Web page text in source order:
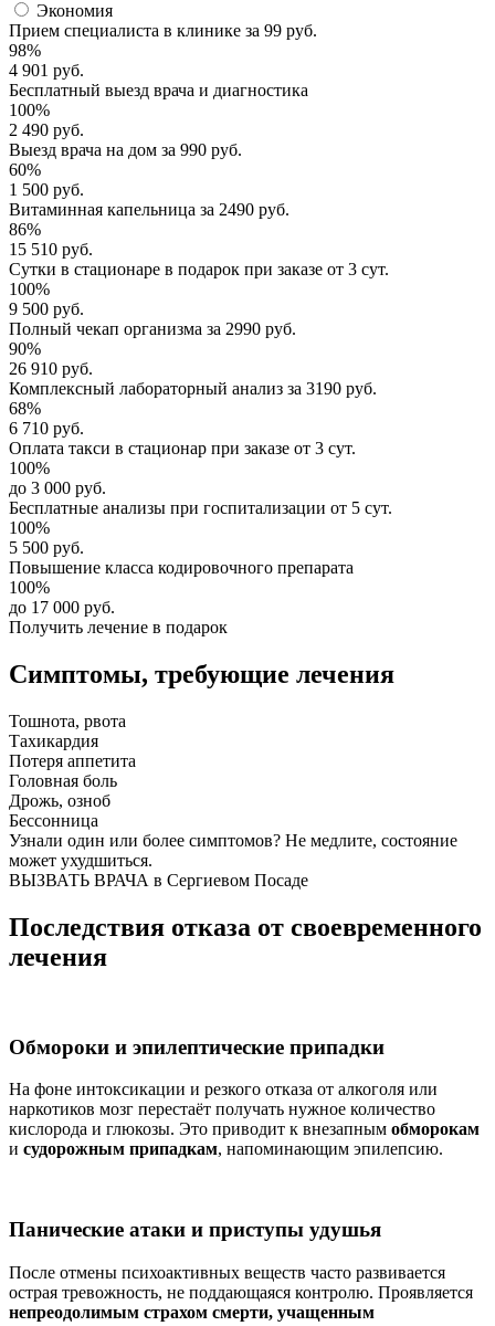
Экономия
Прием специалиста в клинике за 99 руб.
98%
4 901 руб.
Бесплатный выезд врача и диагностика
100%
2 490 руб.
Выезд врача на дом за 990 руб.
60%
1 500 руб.
Витаминная капельница за 2490 руб.
86%
15 510 руб.
Сутки в стационаре в подарок при заказе от 3 сут.
100%
9 500 руб.
Полный чекап организма за 2990 руб.
90%
26 910 руб.
Комплексный лабораторный анализ за 3190 руб.
68%
6 710 руб.
Оплата такси в стационар при заказе от 3 сут.
100%
до 3 000 руб.
Бесплатные анализы при госпитализации от 5 сут.
100%
5 500 руб.
Повышение класса кодировочного препарата
100%
до 17 000 руб.
Получить лечение в подарок
Симптомы, требующие лечения
Тошнота, рвота
Тахикардия
Потеря аппетита
Головная боль
Дрожь, озноб
Бессонница
Узнали один или более симптомов? Не медлите, состояние
может ухудшиться.
ВЫЗВАТЬ ВРАЧА в Сергиевом Посаде
Последствия отказа от своевременного
лечения
Обмороки и эпилептические припадки
На фоне интоксикации и резкого отказа от алкоголя или
наркотиков мозг перестаёт получать нужное количество
кислорода и глюкозы. Это приводит к внезапным обморокам
и судорожным припадкам, напоминающим эпилепсию.
Панические атаки и приступы удушья
После отмены психоактивных веществ часто развивается
острая тревожность, не поддающаяся контролю. Проявляется
непреодолимым страхом смерти, учащенным